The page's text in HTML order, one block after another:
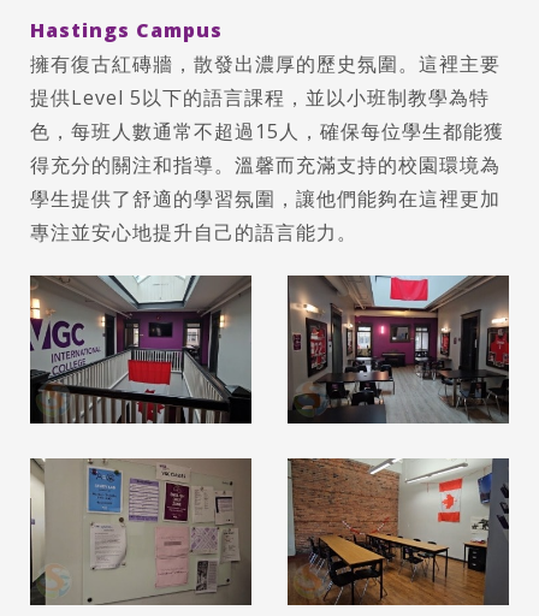
Hastings Campus
擁有復古紅磚牆，散發出濃厚的歷史氛圍。這裡主要
提供Level 5以下的語言課程，並以小班制教學為特
色，每班人數通常不超過15人，確保每位學生都能獲
得充分的關注和指導。溫馨而充滿支持的校園環境為
學生提供了舒適的學習氛圍，讓他們能夠在這裡更加
專注並安心地提升自己的語言能力。